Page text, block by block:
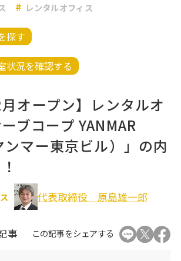
報・再開発情報
事例
関連
レンタルオフィス
探す
状況を確認する
月オープン】レンタルオ
ブコープ YANMAR
ンマー東京ビル）」の内
代表取締役 原島雄一郎
事 この記事をシェアする